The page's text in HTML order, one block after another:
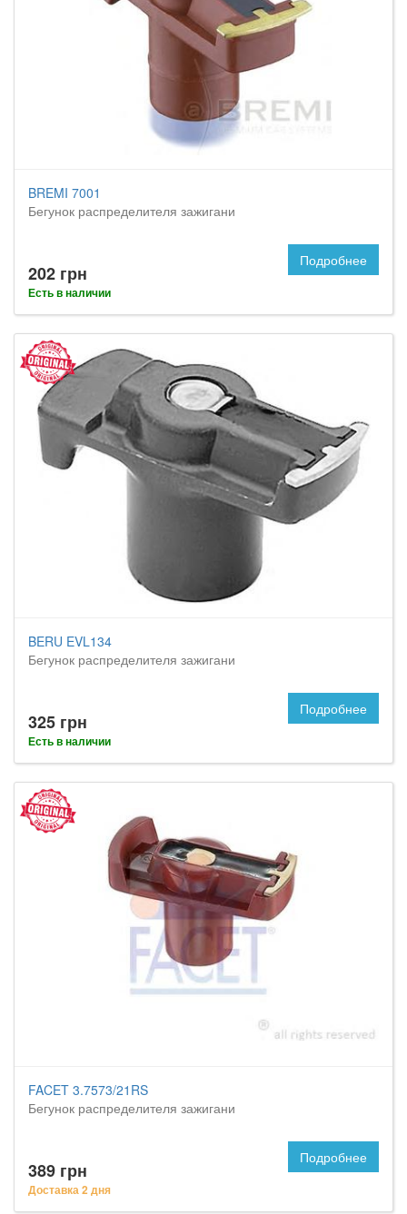
BREMI 7001
Бегунок распределителя зажигани
202 грн
Есть в наличии
Подробнее
BERU EVL134
Бегунок распределителя зажигани
325 грн
Есть в наличии
Подробнее
FACET 3.7573/21RS
Бегунок распределителя зажигани
389 грн
Доставка 2 дня
Подробнее